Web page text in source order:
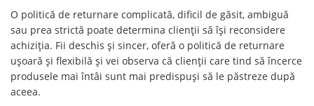
O politică de returnare complicată, dificil de găsit, ambiguă
sau prea strictă poate determina clienții să își reconsidere
achiziția. Fii deschis și sincer, oferă o politică de returnare
ușoară și flexibilă și vei observa că clienții care tind să încerce
produsele mai întâi sunt mai predispuși să le păstreze după
aceea.